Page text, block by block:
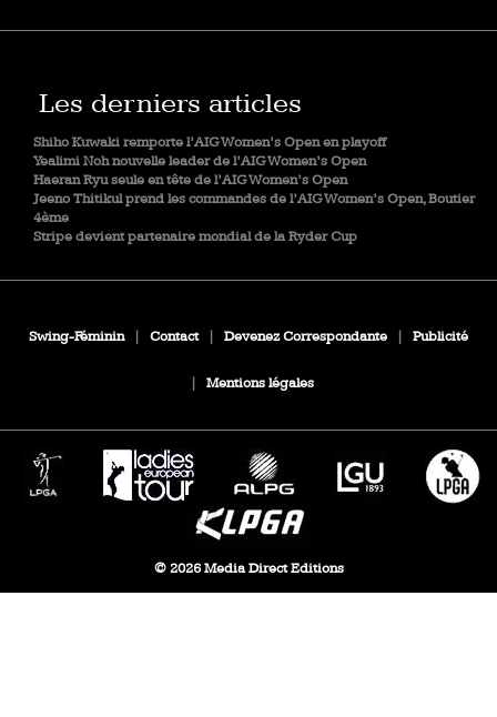
Les derniers articles
Shiho Kuwaki remporte l’AIG Women’s Open en playoff
Yealimi Noh nouvelle leader de l’AIG Women’s Open
Haeran Ryu seule en tête de l’AIG Women’s Open
Jeeno Thitikul prend les commandes de l’AIG Women’s Open, Boutier
4ème
Stripe devient partenaire mondial de la Ryder Cup
Swing-Féminin Contact Devenez Correspondante Publicité
Mentions légales
© 2026 Media Direct Editions